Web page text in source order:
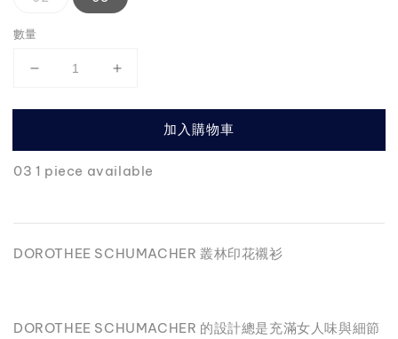
數量
加入購物車
03 1 piece available
DOROTHEE SCHUMACHER 叢林印花襯衫
DOROTHEE SCHUMACHER 的設計總是充滿女人味與細節